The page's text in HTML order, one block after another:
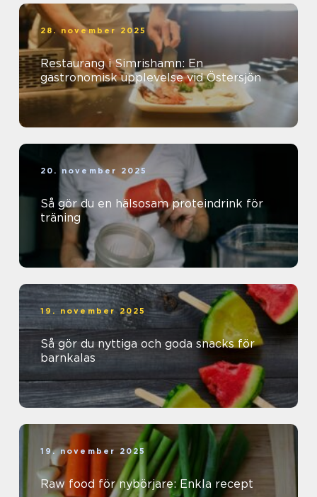
28. november 2025
Restaurang i Simrishamn: En
gastronomisk upplevelse vid Östersjön
20. november 2025
Så gör du en hälsosam proteindrink för
träning
19. november 2025
Så gör du nyttiga och goda snacks för
barnkalas
19. november 2025
Raw food för nybörjare: Enkla recept